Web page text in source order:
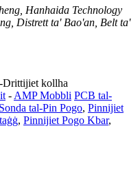
Hanhaida Technology
Distrett ta' Bao'an, Belt ta'
kollha
- AMP Mobbli PCB tal-
tal-Pin Pogo, Pinnijiet
, Pinnijiet Pogo Kbar,